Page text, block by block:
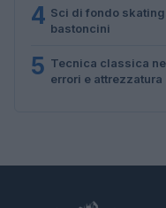
4 Sci di fondo
bastoncini
5 Tecnica classica
errori e attrezzatura